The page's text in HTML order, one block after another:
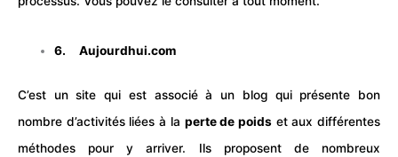
6.Aujourdhui.com
C’est un site qui est associé à un blog qui présente bon
nombre d’activités liées à la perte de poidset aux différentes
méthodes pour y arriver. Ils proposent de nombreux